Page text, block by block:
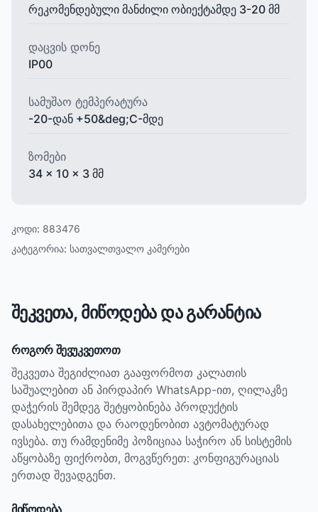
რეკომენდებული მანძილი ობიექტამდე 3-20 მმ
დაცვის დონე
IP00
სამუშაო ტემპერატურა
-20-დან +50&deg;C-მდე
ზომები
34 x 10 x 3 მმ
კოდი: 883476
კატეგორია: სათვალთვალო კამერები
შეკვეთა, მიწოდება და გარანტია
როგორ შევუკვეთოთ
შეკვეთა შეგიძლიათ გააფორმოთ კალათის
საშუალებით ან პირდაპირ WhatsApp-ით, ღილაკზე
დაჭერის შემდეგ შეტყობინება პროდუქტის
დასახელებითა და რაოდენობით ავტომატურად
ივსება. თუ რამდენიმე პოზიციაა საჭირო ან სისტემის
აწყობაზე ფიქრობთ, მოგვწერეთ: კონფიგურაციას
ერთად შევადგენთ.
მიწოდება